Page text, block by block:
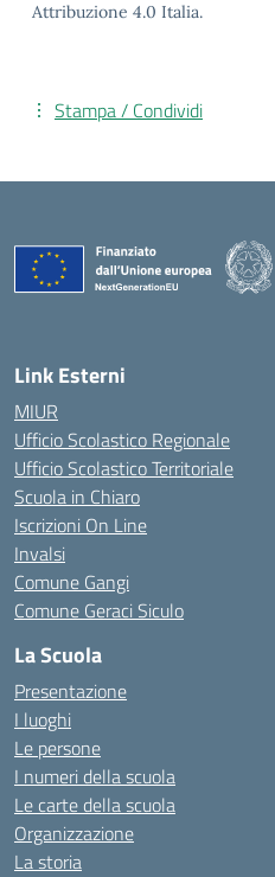
Attribuzione 4.0 Italia.
Stampa / Condividi
Link Esterni
MIUR
Ufficio Scolastico Regionale
Ufficio Scolastico Territoriale
Scuola in Chiaro
Iscrizioni On Line
Invalsi
Comune Gangi
Comune Geraci Siculo
La Scuola
Presentazione
I luoghi
Le persone
I numeri della scuola
Le carte della scuola
Organizzazione
La storia